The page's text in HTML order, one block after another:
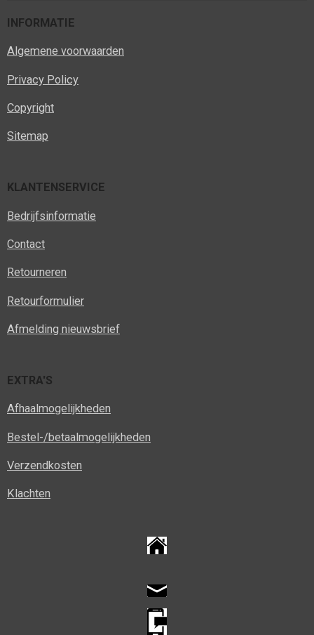
INFORMATIE
Algemene voorwaarden
Privacy Policy
Copyright
Sitemap
KLANTENSERVICE
Bedrijfsinformatie
Contact
Retourneren
Retourformulier
Afmelding nieuwsbrief
EXTRA'S
Afhaalmogelijkheden
Bestel-/betaalmogelijkheden
Verzendkosten
Klachten